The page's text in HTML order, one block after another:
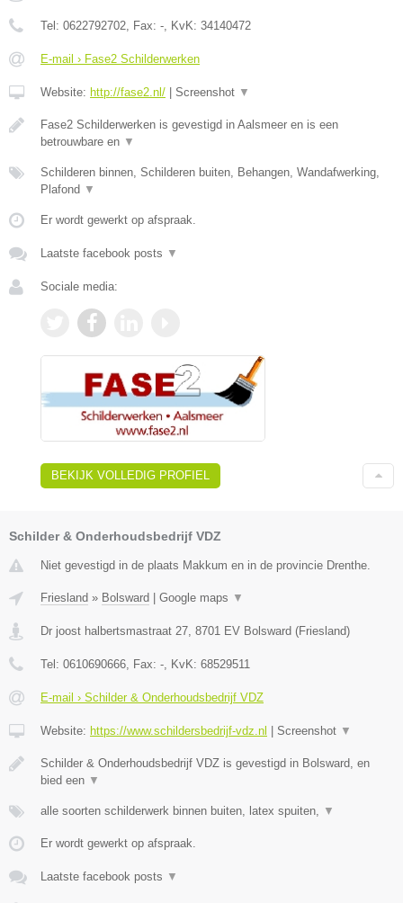
Tel: 0622792702 , Fax: - , KvK: 34140472
E-mail › Fase2 Schilderwerken
Website: http://fase2.nl/ Screenshot ▼
Fase2 Schilderwerken is gevestigd in Aalsmeer en is een
betrouwbare en ▼
Schilderen binnen, Schilderen buiten, Behangen, Wandafwerking,
Plafond ▼
Er wordt gewerkt op afspraak.
Laatste facebook posts ▼
Sociale media:
BEKIJK VOLLEDIG PROFIEL
Schilder & Onderhoudsbedrijf VDZ
Niet gevestigd in de plaats Makkum en in de provincie Drenthe.
Friesland » Bolsward Google maps ▼
Dr joost halbertsmastraat 27, 8701 EV Bolsward (Friesland)
Tel: 0610690666, Fax: -, KvK: 68529511
E-mail › Schilder & Onderhoudsbedrijf VDZ
Website: https://www.schildersbedrijf-vdz.nl Screenshot ▼
Schilder & Onderhoudsbedrijf VDZ is gevestigd in Bolsward, en
bied een ▼
alle soorten schilderwerk binnen buiten, latex spuiten, ▼
Er wordt gewerkt op afspraak.
Laatste facebook posts ▼